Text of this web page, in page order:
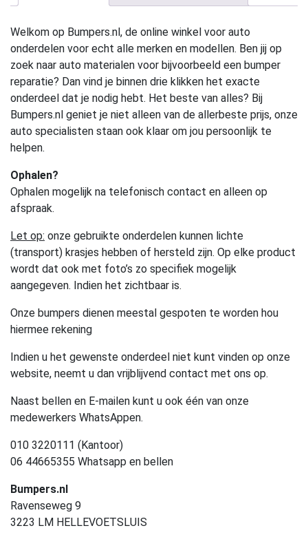
Welkom op Bumpers.nl, de online winkel voor auto
onderdelen voor echt alle merken en modellen. Ben jij op
zoek naar auto materialen voor bijvoorbeeld een bumper
reparatie? Dan vind je binnen drie klikken het exacte
onderdeel dat je nodig hebt. Het beste van alles? Bij
Bumpers.nl geniet je niet alleen van de allerbeste prijs, onze
auto specialisten staan ook klaar om jou persoonlijk te
helpen.
Ophalen?
Ophalen mogelijk na telefonisch contact en alleen op
afspraak.
Let op: onze gebruikte onderdelen kunnen lichte
(transport) krasjes hebben of hersteld zijn. Op elke product
wordt dat ook met foto’s zo specifiek mogelijk
aangegeven. Indien het zichtbaar is.
Onze bumpers dienen meestal gespoten te worden hou
hiermee rekening
Indien u het gewenste onderdeel niet kunt vinden op onze
website, neemt u dan vrijblijvend contact met ons op.
Naast bellen en E-mailen kunt u ook één van onze
medewerkers WhatsAppen.
010 3220111 (Kantoor)
06 44665355 Whatsapp en bellen
Bumpers.nl
Ravenseweg 9
3223 LM HELLEVOETSLUIS